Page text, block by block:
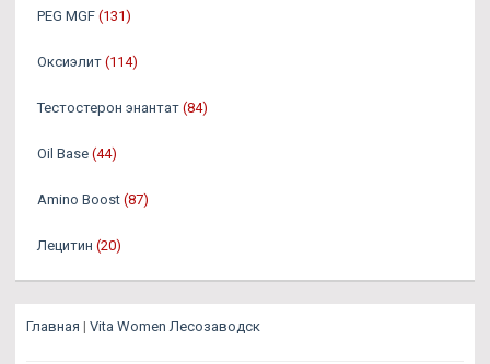
PEG MGF (131)
Оксиэлит (114)
Тестостерон энантат (84)
Oil Base (44)
Amino Boost (87)
Лецитин (20)
Главная | Vita Women Лесозаводск